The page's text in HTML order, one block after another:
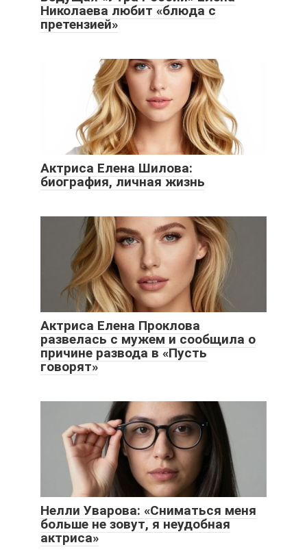
Николаева любит «блюда с
претензией»
Актриса Елена Шилова:
биография, личная жизнь
Актриса Елена Проклова
развелась с мужем и сообщила о
причине развода в «Пусть
говорят»
Нелли Уварова: «Сниматься меня
больше не зовут, я неудобная
актриса»